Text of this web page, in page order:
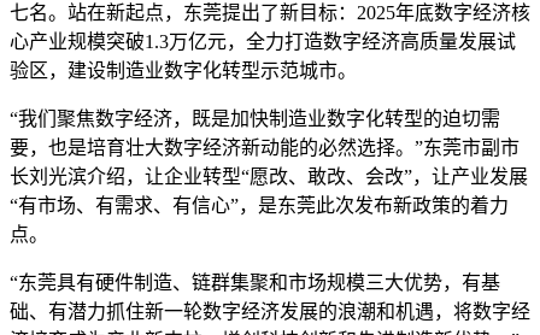
七名。站在新起点，东莞提出了新目标：2025年底数字经济核
心产业规模突破1.3万亿元，全力打造数字经济高质量发展试
验区，建设制造业数字化转型示范城市。
“我们聚焦数字经济，既是加快制造业数字化转型的迫切需
要，也是培育壮大数字经济新动能的必然选择。”东莞市副市
长刘光滨介绍，让企业转型“愿改、敢改、会改”，让产业发展
“有市场、有需求、有信心”，是东莞此次发布新政策的着力
点。
“东莞具有硬件制造、链群集聚和市场规模三大优势，有基
础、有潜力抓住新一轮数字经济发展的浪潮和机遇，将数字经